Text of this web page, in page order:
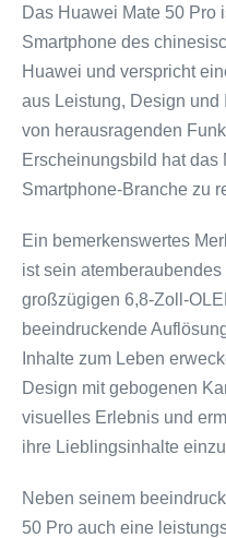
Das Huawei Mate 50 Pro
Smartphone des
Huawei und verspricht
aus Leistung, Design und
von herausragenden
Erscheinungsbild hat das
Smartphone-Branche zu
Ein bemerkenswertes
ist sein
großzügigen 6,8-Zoll-
beeindruckende
Inhalte zum Leben
Design mit gebogenen
visuelles Erlebnis und
ihre Lieblingsinhalte
Neben seinem
50 Pro auch eine